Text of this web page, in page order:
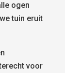
ogen
tuin eruit
voor